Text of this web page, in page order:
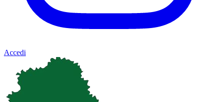
Accedi